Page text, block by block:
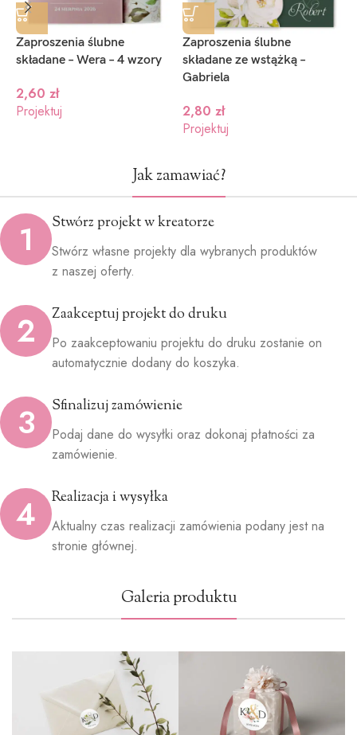
Zaproszenia ślubne
składane – Wera – 4 wzory
2,60 zł
Projektuj
Zaproszenia ślubne
składane ze wstążką –
Gabriela
2,80 zł
Projektuj
Jak zamawiać?
1 Stwórz projekt w kreatorze
Stwórz własne projekty dla wybranych produktów
z naszej oferty.
2 Zaakceptuj projekt do druku
Po zaakceptowaniu projektu do druku zostanie on
automatycznie dodany do koszyka.
3 Sfinalizuj zamówienie
Podaj dane do wysyłki oraz dokonaj płatności za
zamówienie.
4 Realizacja i wysyłka
Aktualny czas realizacji zamówienia podany jest na
stronie głównej.
Galeria produktu